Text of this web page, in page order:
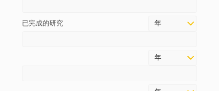
已完成的研究